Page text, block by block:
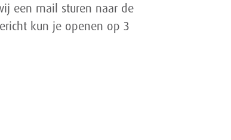
een mail sturen naar de
kun je openen op 3